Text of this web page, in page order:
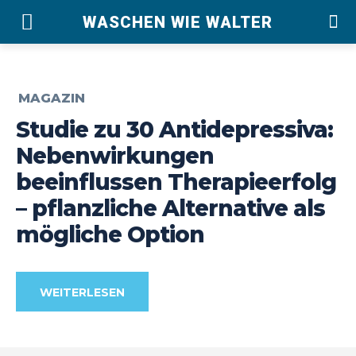
WASCHEN WIE WALTER
MAGAZIN
Studie zu 30 Antidepressiva:
Nebenwirkungen
beeinflussen Therapieerfolg
– pflanzliche Alternative als
mögliche Option
WEITERLESEN